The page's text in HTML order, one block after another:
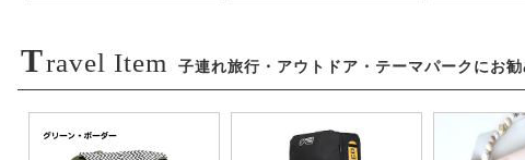
Travel Item 子連れ旅行・アウトドア・テーマパークにお勧